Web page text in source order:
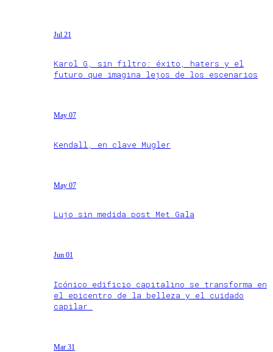
Jul 21
Karol G, sin filtro: éxito, haters y el
futuro que imagina lejos de los escenarios
May 07
Kendall, en clave Mugler
May 07
Lujo sin medida post Met Gala
Jun 01
Icónico edificio capitalino se transforma en
el epicentro de la belleza y el cuidado
capilar
Mar 31